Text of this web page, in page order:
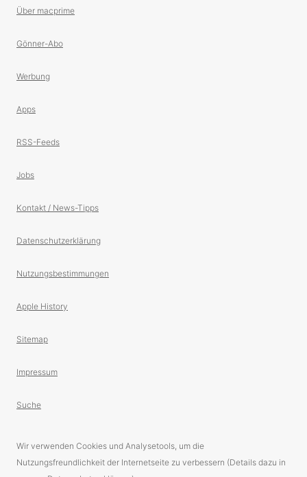
Über macprime
Gönner-Abo
Werbung
Apps
RSS-Feeds
Jobs
Kontakt / News-Tipps
Datenschutzerklärung
Nutzungsbestimmungen
Apple History
Sitemap
Impressum
Suche
Wir verwenden Cookies und Analysetools, um die
Nutzungsfreundlichkeit der Internetseite zu verbessern (Details dazu in